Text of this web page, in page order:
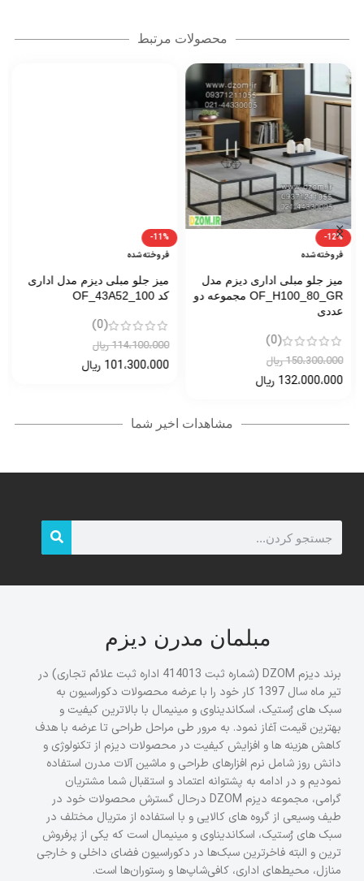
محصولات مرتبط
-12%
فروخته شده
میز جلو مبلی اداری دیزم مدل
OF_H100_80_GR مجموعه دو
عددی
(0)
150،300،000 ریال
132،000،000 ریال
-11%
فروخته شده
میز جلو مبلی دیزم مدل اداری
کد OF_43A52_100
(0)
114،100،000 ریال
101،300،000 ریال
مشاهدات اخیر شما
مبلمان مدرن دیزم
برند دیزم DZOM (شماره ثبت 414013 اداره ثبت علائم تجاری) در
تیر ماه سال 1397 کار خود را با عرضه محصولات دکوراسیون به
سبک های رُستیک، اسکاندیناوی و مینیمال با بالاترین کیفیت و
بهترین قیمت آغاز نمود. به مرور طی مراحل طراحی تا عرضه با هدف
کاهش هزینه ها و افزایش کیفیت در محصولات دیزم از تکنولوژی و
دانش روز شامل نرم افزارهای طراحی و ماشین آلات مدرن استفاده
نمودیم و در ادامه به پشتوانه اعتماد و استقبال شما مشتریان
گرامی، مجموعه دیزم DZOM درحال گسترش محصولات خود در
طیف وسیعی از گروه های کالایی و با استفاده از متریال مختلف در
سبک های رُستیک، اسکاندیناوی و مینیمال است که یکی از پرفروش
ترین و البته فاخرترین سبک‌ها در دکوراسیون فضای داخلی و خارجی
منازل، محیط‌های اداری، کافی‌شاپ‌ها و رستوران‌ها است.